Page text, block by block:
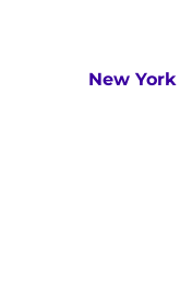
New